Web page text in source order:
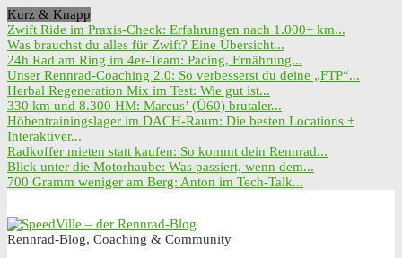
Kurz & Knapp
Zwift Ride im Praxis-Check: Erfahrungen nach 1.000+ km...
Was brauchst du alles für Zwift? Eine Übersicht...
24h Rad am Ring im 4er-Team: Pacing, Ernährung...
Unser Rennrad-Coaching 2.0: So verbesserst du deine „FTP“...
Herbal Regeneration Mix im Test: Wie gut ist...
330 km und 8.300 HM: Marcus’ (Ü60) brutaler...
Höhentrainingslager im DACH-Raum: Die besten Locations +
Interaktiver...
Radkoffer mieten statt kaufen: So kommt dein Rennrad...
Blick unter die Motorhaube: Was passiert, wenn dem...
700 Gramm weniger am Berg: Anton im Tech-Talk...
Rennrad-Blog, Coaching & Community